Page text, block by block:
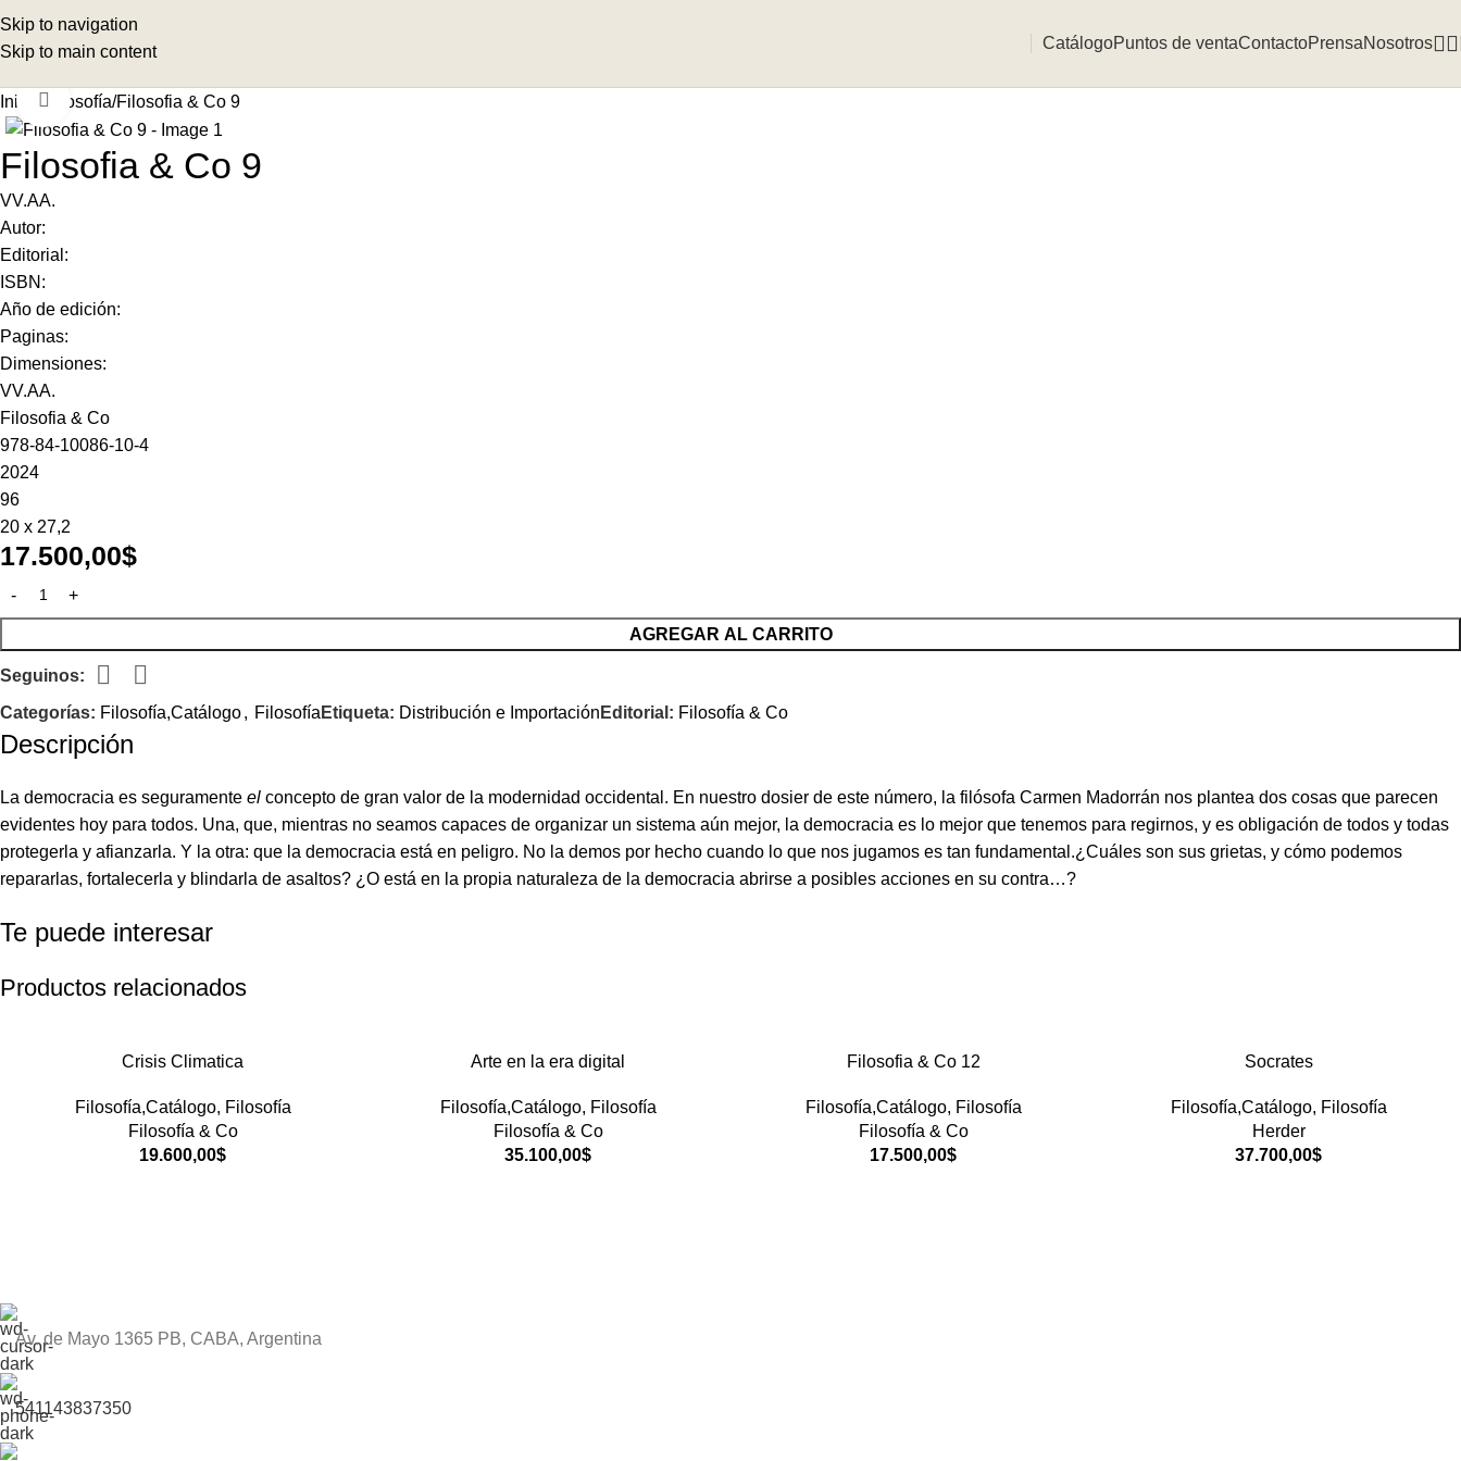
Skip to navigation
Skip to main content
CatálogoPuntos de ventaContactoPrensaNosotros
Inicio Filosofía Filosofia & Co 9
Click to enlarge
Filosofia & Co 9
VV.AA.
Autor:
Editorial:
ISBN:
Año de edición:
Paginas:
Dimensiones:
VV.AA.
Filosofia & Co
978-84-10086-10-4
2024
96
20 x 27,2
17.500,00$
AGREGAR AL CARRITO
Seguinos:
Categorías: Filosofía,Catálogo, Filosofía Etiqueta: Distribución e Importación Editorial: Filosofía & Co
Descripción
La democracia es seguramente el concepto de gran valor de la modernidad occidental. En nuestro dosier de este número, la filósofa Carmen Madorrán nos plantea dos cosas que parecen
evidentes hoy para todos. Una, que, mientras no seamos capaces de organizar un sistema aún mejor, la democracia es lo mejor que tenemos para regirnos, y es obligación de todos y todas
protegerla y afianzarla. Y la otra: que la democracia está en peligro. No la demos por hecho cuando lo que nos jugamos es tan fundamental.¿Cuáles son sus grietas, y cómo podemos
repararlas, fortalecerla y blindarla de asaltos? ¿O está en la propia naturaleza de la democracia abrirse a posibles acciones en su contra…?
Te puede interesar
Productos relacionados
Crisis Climatica
Filosofía,Catálogo, Filosofía
Filosofía & Co
19.600,00$
Arte en la era digital
Filosofía,Catálogo, Filosofía
Filosofía & Co
35.100,00$
Filosofia & Co 12
Filosofía,Catálogo, Filosofía
Filosofía & Co
17.500,00$
Socrates
Filosofía,Catálogo, Filosofía
Herder
37.700,00$
Av. de Mayo 1365 PB, CABA, Argentina
541143837350